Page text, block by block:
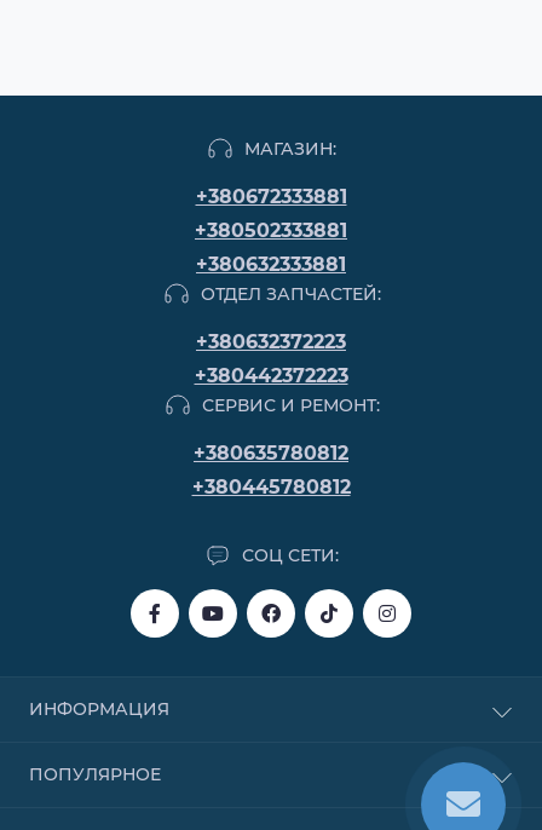
МАГАЗИН:
+380672333881
+380502333881
+380632333881
ОТДЕЛ ЗАПЧАСТЕЙ:
+380632372223
+380442372223
СЕРВИС И РЕМОНТ:
+380635780812
+380445780812
СОЦ СЕТИ:
ИНФОРМАЦИЯ
Покупка в рассрочку
ПОПУЛЯРНОЕ